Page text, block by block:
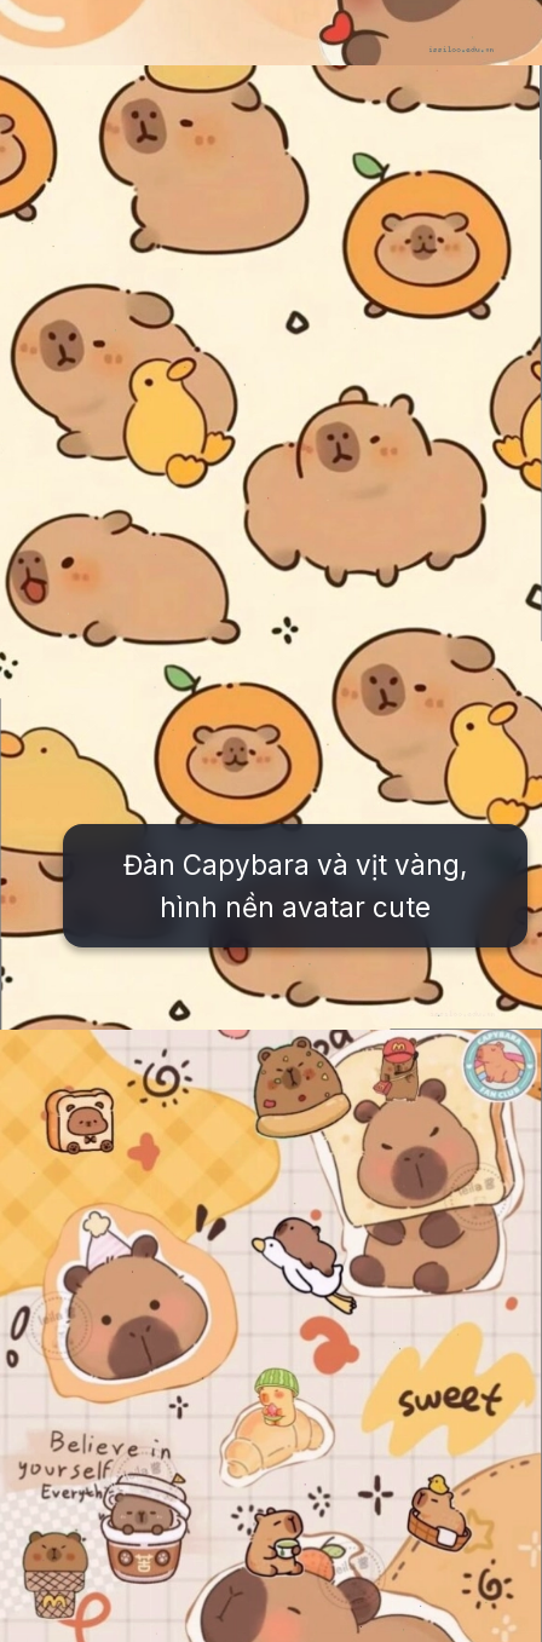
Đang mởhttps://issiloo.edu.vn/hinh-nen-avatar-cute
Đàn Capybara và vịt vàng,
hình nền avatar cute
Đang mở https://issiloo.edu.vn/hinh-nen-avatar-cute